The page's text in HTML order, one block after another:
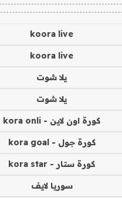
koora live
koora live
يلا شوت
يلا شوت
كورة اون لاين - kora onli
كورة جول - kora goal
كورة ستار - kora star
سوريا لايف